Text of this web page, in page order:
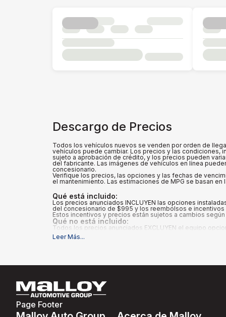
Descargo de Precios
Todos los vehículos nuevos se venden por orden de
vehículos puede cambiar. Los precios y las condiciones,
sujeto a aprobación de crédito, y los precios pueden
del fabricante. Las imágenes de vehículos en línea
concesionario.
Verifique los precios, las opciones y las fechas de
el mantenimiento. Las estimaciones de MPG se basan
Qué está incluido:
Los precios anunciados INCLUYEN las opciones
del concesionario de $995 y los reembolsos e
Estos incentivos y precios están sujetos a cambios
Qué no está incluido:
Todos los precios anunciados EXCLUYEN el equipo
Leer Más...
Page Footer